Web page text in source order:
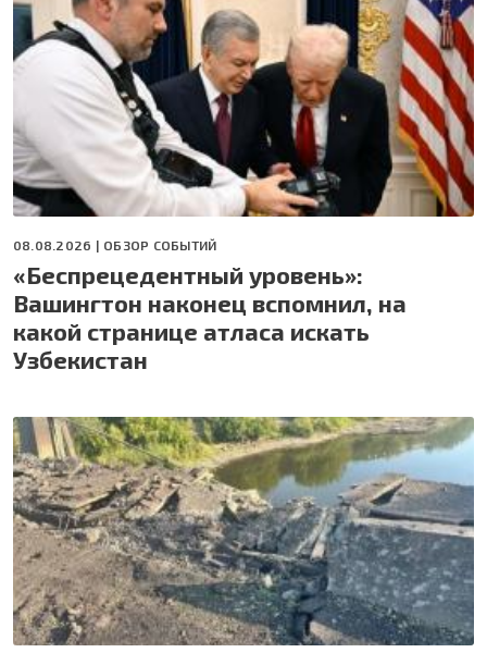
08.08.2026 | ОБЗОР СОБЫТИЙ
«Беспрецедентный уровень»:
Вашингтон наконец вспомнил, на
какой странице атласа искать
Узбекистан